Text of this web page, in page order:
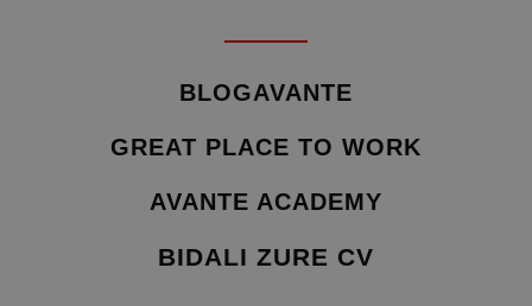
BLOGAVANTE
GREAT PLACE TO WORK
AVANTE ACADEMY
BIDALI ZURE CV